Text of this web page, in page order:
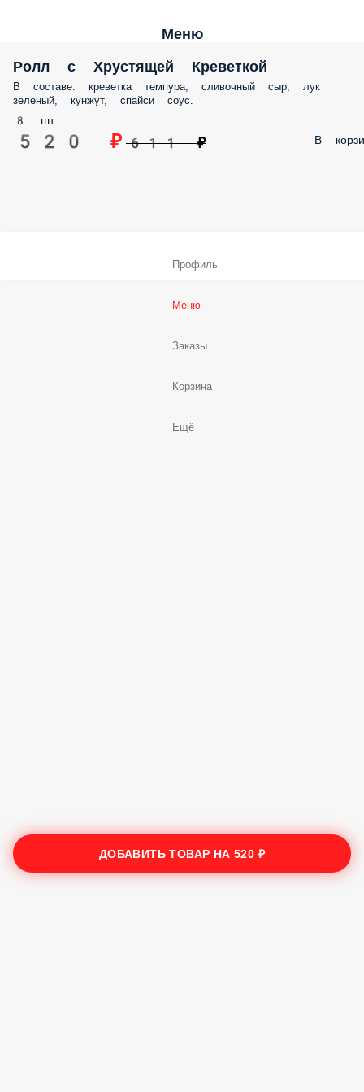
Меню
Ролл с Хрустящей Креветкой
В составе: креветка темпура, сливочный сыр, лук
зеленый, кунжут, спайси соус.
8 шт.
520 ₽ 611 ₽ В
ДОБАВИТЬ ТОВАР НА520 ₽
Профиль
Меню
Заказы
Корзина
Ещё